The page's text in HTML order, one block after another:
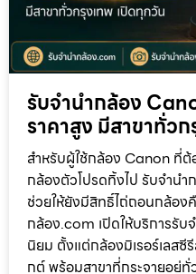
รับจำนำกล้อง
ราคาสูง มีสาขาทั่ว
สำหรับผู้ใช้กล้อง Canon ที่ต้
กล้องตัวโปรดทิ้งไป รับจำน
ช่วยให้ยังมีสิทธิ์ไถ่ถอนกล้อง
กล้อง.com เปิดให้บริการรั
นิยม ตั้งแต่กล้องมิเรอร์เลส
กต์ พร้อมสาขาที่กระจายอยู่